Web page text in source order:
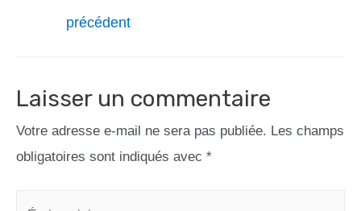
précédent
Laisser un commentaire
Votre adresse e-mail ne sera pas publiée. Les champs
obligatoires sont indiqués avec *